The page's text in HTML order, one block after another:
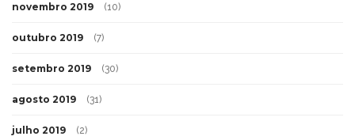
novembro 2019 (10)
outubro 2019 (7)
setembro 2019 (30)
agosto 2019 (31)
julho 2019 (2)